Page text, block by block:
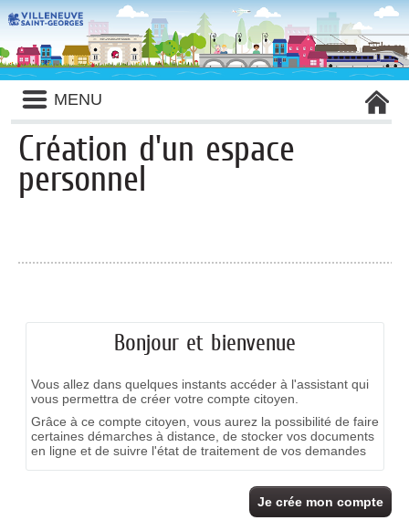
Liste
des
avertissements
MENU
Création d'un espace
personnel
Bonjour et bienvenue
Vous allez dans quelques instants accéder à l'assistant qui
vous permettra de créer votre compte citoyen.
Grâce à ce compte citoyen, vous aurez la possibilité de faire
certaines démarches à distance, de stocker vos documents
en ligne et de suivre l'état de traitement de vos demandes
Je crée mon compte